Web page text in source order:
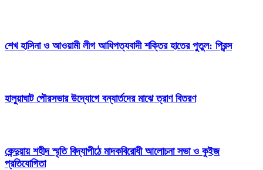
শেখ হাসিনা ও আওয়ামী লীগ আধিপত্যবাদী শক্তির হাতের পুতুল: প্রিন্স
হালুয়াঘাট পৌরসভার উদ্যোগে বন্যার্তদের মাঝে ত্রাণ বিতরণ
কেন্দুয়ায় শহীদ স্মৃতি বিদ্যাপীঠে মাদকবিরোধী আলোচনা সভা ও কুইজ
প্রতিযোগিতা